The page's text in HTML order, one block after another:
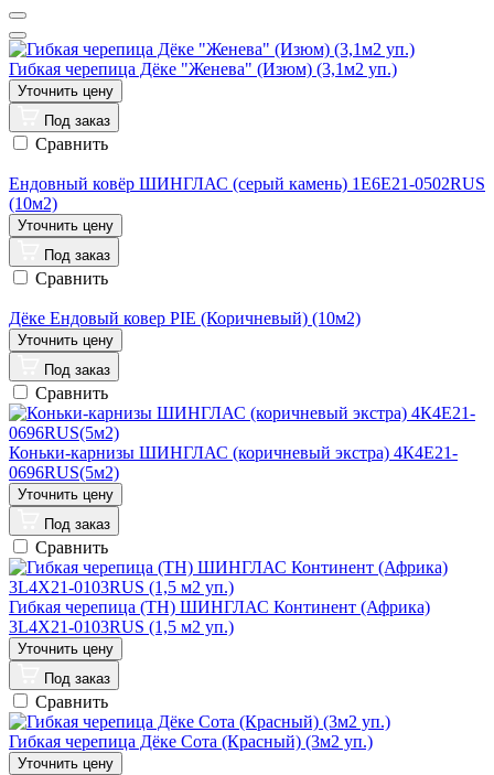
Гибкая черепица Дёке "Женева" (Изюм) (3,1м2 уп.)
Под заказ
Сравнить
Ендовный ковёр ШИНГЛАС (серый камень) 1E6E21-0502RUS
(10м2)
Под заказ
Сравнить
Дёке Ендовый ковер PIE (Коричневый) (10м2)
Под заказ
Сравнить
Коньки-карнизы ШИНГЛАС (коричневый экстра) 4К4Е21-
0696RUS(5м2)
Под заказ
Сравнить
Гибкая черепица (ТН) ШИНГЛАС Континент (Африка)
3L4X21-0103RUS (1,5 м2 уп.)
Под заказ
Сравнить
Гибкая черепица Дёке Сота (Красный) (3м2 уп.)